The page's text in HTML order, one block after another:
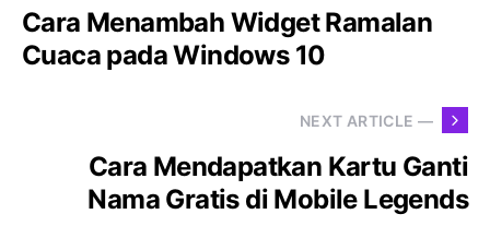
Cara Menambah Widget Ramalan
Cuaca pada Windows 10
NEXT ARTICLE —
Cara Mendapatkan Kartu Ganti
Nama Gratis di Mobile Legends